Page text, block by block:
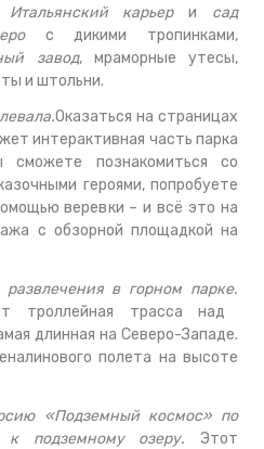
Итальянский карьери сад
с дикими тропинками,
завод, мраморные утесы,
и штольни.
Оказаться на страницах
интерактивная часть парка
сможете познакомиться со
героями, попробуете
веревки – и всё это на
с обзорной площадкой на
развлечения в горном парке.
троллейная трасса над
длинная на Северо-Западе.
полета на высоте
«Подземный космос» по
к подземному озеру. Этот